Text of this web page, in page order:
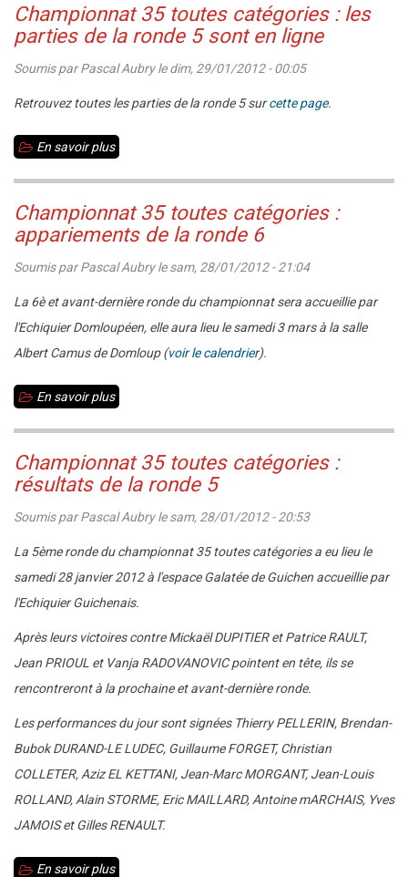
2012
Victoire
de
Liffré-
Guichen
N2
Championnat 35 toutes catégories : les
parties de la ronde 5 sont en ligne
Soumis parPascal Aubryledim, 29/01/2012 - 00:05
Retrouvez toutes les parties de la ronde 5 surcette page.
En savoir plussur
toutes
:
les
parties
de
ronde
5
sont
en
Championnat 35 toutes catégories :
appariements de la ronde 6
Soumis parPascal Aubrylesam, 28/01/2012 - 21:04
La 6è et avant-dernière ronde du championnat sera accueillie par
l'Echiquier Domloupéen, elle aura lieu le samedi 3 mars à la salle
Albert Camus de Domloup (voir le calendrier).
En savoir plussur
toutes
:
appariements
de
la
Championnat 35 toutes catégories :
résultats de la ronde 5
Soumis parPascal Aubrylesam, 28/01/2012 - 20:53
La 5ème ronde du championnat 35 toutes catégories a eu lieu le
samedi 28 janvier 2012 à l'espace Galatée de Guichen accueillie par
l'Echiquier Guichenais.
Après leurs victoires contre Mickaël DUPITIER et Patrice RAULT,
Jean PRIOUL et Vanja RADOVANOVIC pointent en tête, ils se
rencontreront à la prochaine et avant-dernière ronde.
Les performances du jour sont signées Thierry PELLERIN, Brendan-
Bubok DURAND-LE LUDEC, Guillaume FORGET, Christian
COLLETER, Aziz EL KETTANI, Jean-Marc MORGANT, Jean-Louis
ROLLAND, Alain STORME, Eric MAILLARD, Antoine mARCHAIS, Yves
JAMOIS et Gilles RENAULT.
En savoir plussur